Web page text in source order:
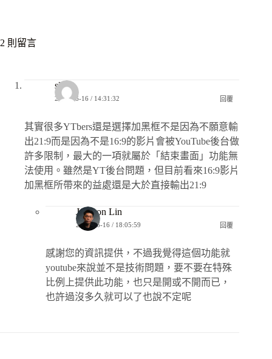
2 則留言
sls
2019-06-16 / 14:31:32 回覆
其實很多YTbers還是選擇加黑框不是因為不願意輸
出21:9而是因為不是16:9的影片會被YouTube後台做
許多限制，最大的一項就屬於「結束畫面」功能無
法使用。雖然是YT後台問題，但目前看來16:9影片
加黑框所帶來的益處還是大於直接輸出21:9
Jackson Lin
2019-06-16 / 18:05:59 回覆
感謝您的資訊提供，不過我覺得這個功能就
youtube來說並不是技術問題，要不要在特殊
比例上提供此功能，也只是開或不開而已，
也許過沒多久就可以了也說不定呢